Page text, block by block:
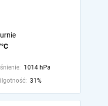
1014 hPa
31%